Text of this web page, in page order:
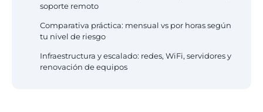
soporte remoto
Comparativa práctica: mensual vs por horas según
tu nivel de riesgo
Infraestructura y escalado: redes, WiFi, servidores y
renovación de equipos